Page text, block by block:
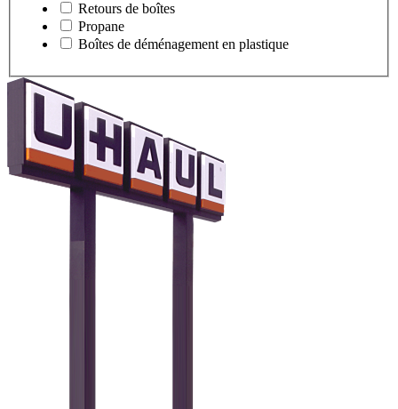
Retours de boîtes
Propane
Boîtes de déménagement en plastique